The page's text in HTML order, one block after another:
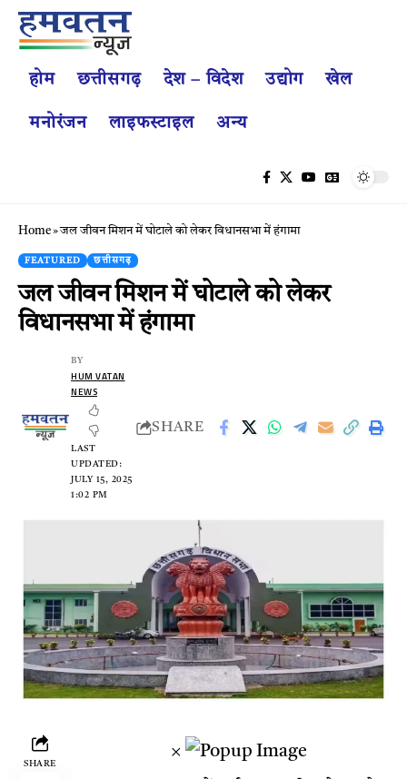
होम छत्तीसगढ़ देश – विदेश उद्योग खेल
मनोरंजन लाइफस्टाइल अन्य
Home»जल जीवन मिशन में घोटाले को लेकर विधानसभा में हंगामा
FEATURED छत्तीसगढ़
जल जीवन मिशन में घोटाले को लेकर
विधानसभा में हंगामा
LAST
UPDATED:
JULY 15, 2025
1:02 PM
BY
HUM VATAN
NEWS
SHARE
SHARE
×